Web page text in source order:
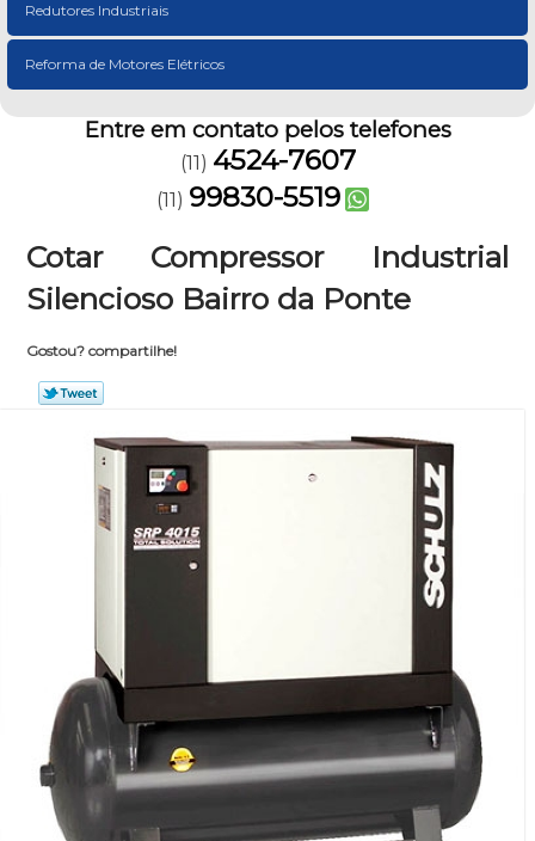
Redutores Industriais
Reforma de Motores Elétricos
Entre em contato pelos telefones
(11) 4524-7607
(11) 99830-5519
Cotar Compressor Industrial
Silencioso Bairro da Ponte
Gostou? compartilhe!